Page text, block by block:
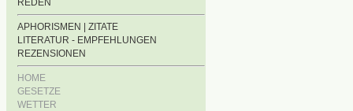
REDEN
APHORISMEN | ZITATE
LITERATUR - EMPFEHLUNGEN
REZENSIONEN
HOME
GESETZE
WETTER